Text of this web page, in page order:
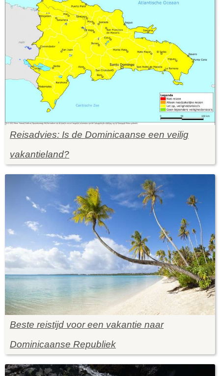
Reisadvies: Is de Dominicaanse een veilig
vakantieland?
Beste reistijd voor een vakantie naar
Dominicaanse Republiek